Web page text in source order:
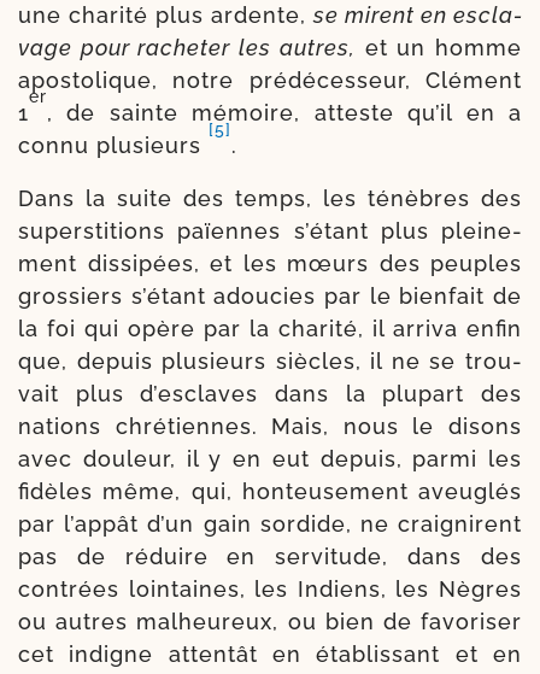
une cha­ri­té plus ardente,se mi­rent en escla­
vage pour rache­ter les autres, et un homme
apos­to­lique, notre pré­dé­ces­seur, Clément
1
er
, de sainte mémoire, atteste qu’il en a
connu plu­sieurs
[5]
.
Dans la suite des temps, les ténèbres des
super­sti­tions païennes s’étant plus plei­ne­
ment dis­si­pées, et les mœurs des peuples
gros­siers s’étant adou­cies par le bien­fait de
la foi qui opère par la cha­ri­té, il arri­va enfin
que, depuis plu­sieurs siècles, il ne se trou­
vait plus d’esclaves dans la plu­part des
nations chré­tiennes. Mais, nous le disons
avec dou­leur, il y en eut depuis, par­mi les
fidèles même, qui, hon­teu­se­ment aveu­glés
par l’appât d’un gain sor­dide, ne crai­gnirent
pas de réduire en ser­vi­tude, dans des
contrées lointai­nes, les Indiens, les Nègres
ou autres mal­heu­reux, ou bien de favo­ri­ser
cet indigne atten­tât en éta­blis­sant et en